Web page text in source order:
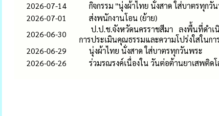
2026-07-14
กิจกรรม "นุ่งผ้าไทย นั่งสาด ใส่บาตรทุกวั
2026-07-01
ส่งพนักงานโอน (ย้าย)
2026-06-30
ป.ป.ช.จังหวัดนครราชสีมา ลงพื้นที่ดำเนิ
การประเมินคุณธรรมและความโปร่งใสในก
2026-06-29
นุ่งผ้าไทย นั่งสาด ใส่บาตรทุกวันพระ
2026-06-26
ร่วมรณรงค์เนื่องใน วันต่อต้านยาเสพติดโ